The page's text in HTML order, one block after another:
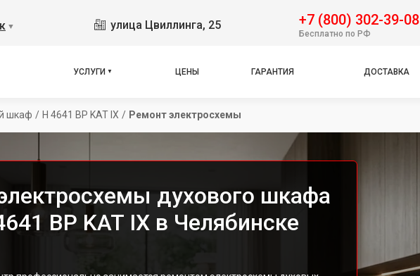
▼ улица Цвиллинга, 25 +7 (800) 302-39-08
Бесплатно по РФ
УСЛУГИ ЦЕНЫ ГАРАНТИЯ ДОСТАВКА
шкаф / H 4641 BP KAT IX / Ремонт электросхемы
духового шкафа
BP KAT IX в Челябинске